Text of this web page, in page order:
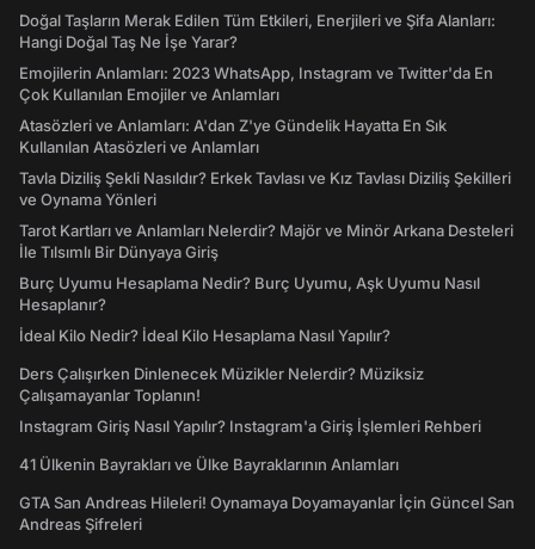
Doğal Taşların Merak Edilen Tüm Etkileri, Enerjileri ve Şifa Alanları:
Hangi Doğal Taş Ne İşe Yarar?
Emojilerin Anlamları: 2023 WhatsApp, Instagram ve Twitter'da En
Çok Kullanılan Emojiler ve Anlamları
Atasözleri ve Anlamları: A'dan Z'ye Gündelik Hayatta En Sık
Kullanılan Atasözleri ve Anlamları
Tavla Diziliş Şekli Nasıldır? Erkek Tavlası ve Kız Tavlası Diziliş Şekilleri
ve Oynama Yönleri
Tarot Kartları ve Anlamları Nelerdir? Majör ve Minör Arkana Desteleri
İle Tılsımlı Bir Dünyaya Giriş
Burç Uyumu Hesaplama Nedir? Burç Uyumu, Aşk Uyumu Nasıl
Hesaplanır?
İdeal Kilo Nedir? İdeal Kilo Hesaplama Nasıl Yapılır?
Ders Çalışırken Dinlenecek Müzikler Nelerdir? Müziksiz
Çalışamayanlar Toplanın!
Instagram Giriş Nasıl Yapılır? Instagram'a Giriş İşlemleri Rehberi
41 Ülkenin Bayrakları ve Ülke Bayraklarının Anlamları
GTA San Andreas Hileleri! Oynamaya Doyamayanlar İçin Güncel San
Andreas Şifreleri